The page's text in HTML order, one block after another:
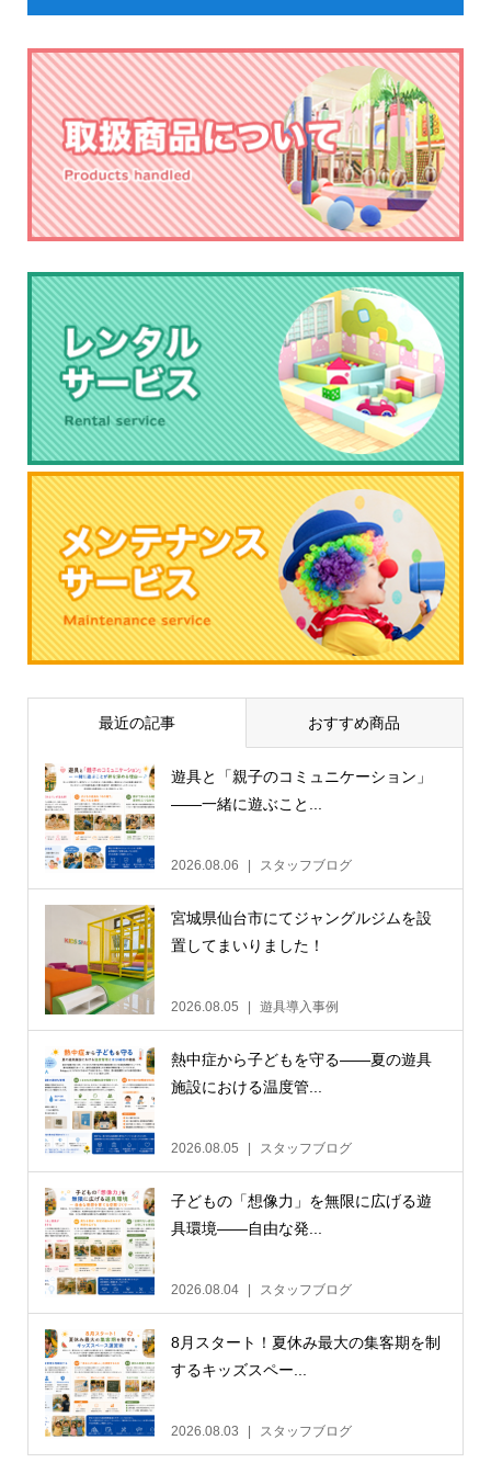
最近の記事 おすすめ商品
遊具と「親子のコミュニケーション」
——一緒に遊ぶこと...
2026.08.06 スタッフブログ
宮城県仙台市にてジャングルジムを設
置してまいりました！
2026.08.05 遊具導入事例
熱中症から子どもを守る——夏の遊具
施設における温度管...
2026.08.05 スタッフブログ
子どもの「想像力」を無限に広げる遊
具環境——自由な発...
2026.08.04 スタッフブログ
8月スタート！夏休み最大の集客期を制
するキッズスペー...
2026.08.03 スタッフブログ